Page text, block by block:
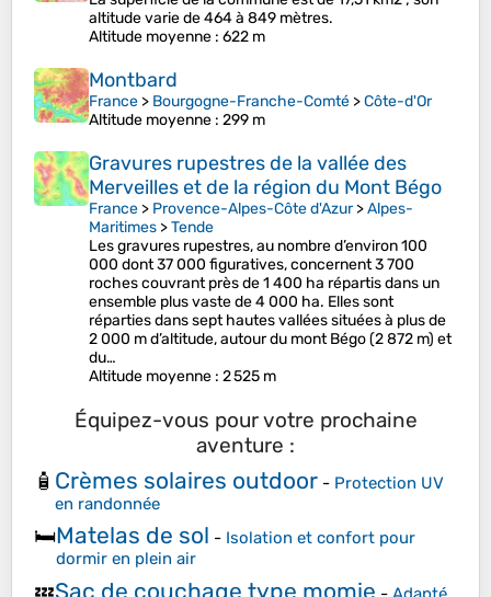
altitude varie de 464 à 849 mètres.
Altitude moyenne : 622 m
Montbard
France > Bourgogne-Franche-Comté >Côte-d'Or
Altitude moyenne : 299 m
Gravures rupestres de la vallée des
Merveilles et de la région du Mont Bégo
France > Provence-Alpes-Côte d'Azur>Alpes-
Maritimes >Tende
Les gravures rupestres, au nombre d’environ 100
000 dont 37 000 figuratives, concernent 3 700
roches couvrant près de 1 400 ha répartis dans un
ensemble plus vaste de 4 000 ha. Elles sont
réparties dans sept hautes vallées situées à plus de
2 000 m d’altitude, autour du mont Bégo (2 872 m) et
du…
Altitude moyenne : 2 525 m
Équipez-vous pour votre prochaine
aventure :
🧴 Crèmes solaires outdoor - Protection UV
en randonnée
🛏️Matelas de sol - Isolation et confort pour
dormir en plein air
💤Sac de couchage type momie